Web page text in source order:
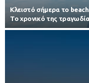
Κλειστό σήμερα το
Το χρονικό της